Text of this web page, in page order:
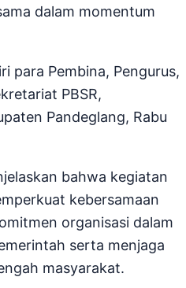
dalam momentum
para Pembina, Pengurus,
PBSR,
Pandeglang, Rabu
bahwa kegiatan
kebersamaan
organisasi dalam
serta menjaga
masyarakat.